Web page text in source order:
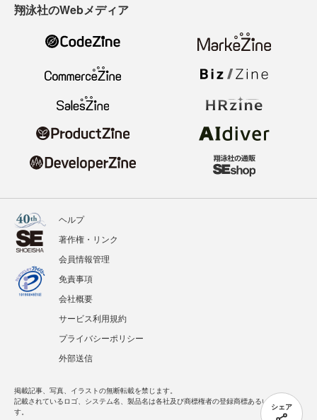
シェア
翔泳社のWebメディア
ヘルプ
著作権・リンク
会員情報管理
免責事項
会社概要
サービス利用規約
プライバシーポリシー
外部送信
掲載記事、写真、イラストの無断転載を禁じます。
記載されているロゴ、システム名、製品名は各社及び商標権者の登録商標あるいは商標で
す。